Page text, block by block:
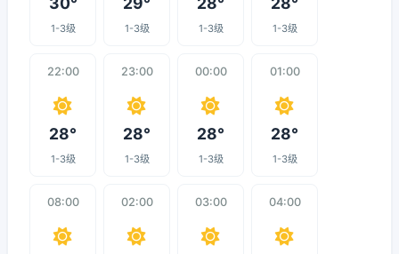
1-3级 1-3级 1-3级 1-3级
22:00
28°
1-3级
23:00
28°
1-3级
00:00
28°
1-3级
01:00
28°
1-3级
08:00 02:00 03:00 04:00